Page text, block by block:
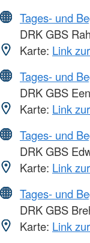
Tages- und
DRK GBS
Karte: Link
Tages- und
DRK GBS
Karte: Link
Tages- und
DRK GBS
Karte: Link
Tages- und
DRK GBS
Karte: Link